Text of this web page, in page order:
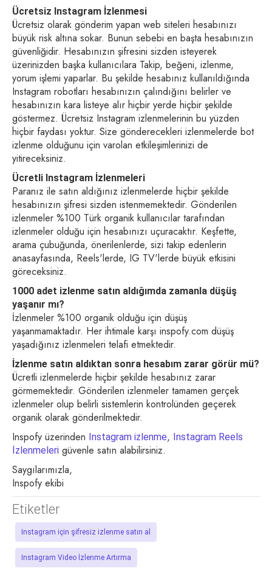
Ücretsiz Instagram İzlenmesi
Ücretsiz olarak gönderim yapan web siteleri hesabınızı
büyük risk altına sokar. Bunun sebebi en başta hesabınızın
güvenliğidir. Hesabınızın şifresini sizden isteyerek
üzerinizden başka kullanıcılara Takip, beğeni, izlenme,
yorum işlemi yaparlar. Bu şekilde hesabınız kullanıldığında
Instagram robotları hesabınızın çalındığını belirler ve
hesabınızın kara listeye alır hiçbir yerde hiçbir şekilde
göstermez. Ücretsiz Instagram izlenmelerinin bu yüzden
hiçbir faydası yoktur. Size gönderecekleri izlenmelerde bot
izlenme olduğunu için varolan etkileşimlerinizi de
yitireceksiniz.
Ücretli Instagram İzlenmeleri
Paranız ile satın aldığınız izlenmelerde hiçbir şekilde
hesabınızın şifresi sizden istenmemektedir. Gönderilen
izlenmeler %100 Türk organik kullanıcılar tarafından
izlenmeler olduğu için hesabınızı uçuracaktır. Keşfette,
arama çubuğunda, önerilenlerde, sizi takip edenlerin
anasayfasında, Reels'lerde, IG TV'lerde büyük etkisini
göreceksiniz.
1000 adet izlenme satın aldığımda zamanla düşüş
yaşanır mı?
İzlenmeler %100 organik olduğu için düşüş
yaşanmamaktadır. Her ihtimale karşı inspofy.com düşüş
yaşadığınız izlenmeleri telafi etmektedir.
İzlenme satın aldıktan sonra hesabım zarar görür mü?
Ücretli izlenmelerde hiçbir şekilde hesabınız zarar
görmemektedir. Gönderilen izlenmeler tamamen gerçek
izlenmeler olup belirli sistemlerin kontrolünden geçerek
organik olarak gönderilmektedir.
Inspofy üzerinden Instagram izlenme, Instagram Reels
İzlenmeleri güvenle satın alabilirsiniz.
Saygılarımızla,
Inspofy ekibi
Etiketler
Instagram için şifresiz izlenme satın al
Instagram Video İzlenme Artırma